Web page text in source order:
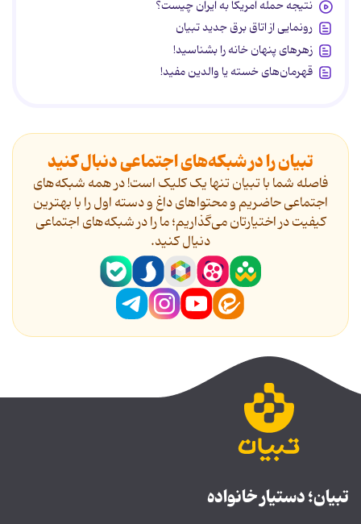
نتیجه حمله آمریکا به ایران چیست؟
رونمایی از اتاق برق جدید تبیان
زهرهای پنهان خانه را بشناسید!
قهرمان‌های خسته یا والدین مفید!
تبیان را در شبکه‌های اجتماعی دنبال کنید
فاصله شما با تبیان تنها یک کلیک است! در همه شبکه‌های
اجتماعی حاضریم و محتواهای داغ و دسته اول را با بهترین
کیفیت در اختیارتان می‌گذاریم؛ ما را در شبکه‌های اجتماعی
دنیال کنید.
تبیان؛ دستیار خانواده